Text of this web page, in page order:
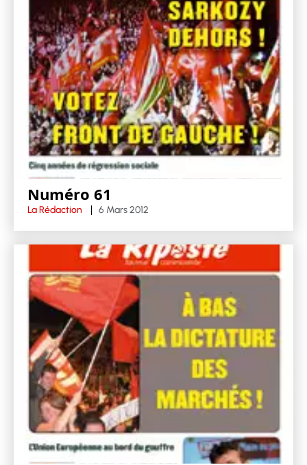
Numéro 61
La Rédaction 6 Mars 2012